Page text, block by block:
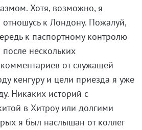
Хотя, возможно, я
к Лондону. Пожалуй,
к паспортному контролю
нескольких
от служащей
кенгуру и цели приезда я уже
Никаких историй с
в Хитроу или долгими
я был наслышан от коллег